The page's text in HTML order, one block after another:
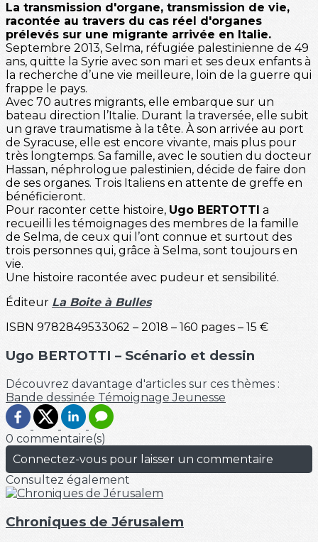
La transmission d'organe, transmission de vie,
racontée au travers du cas réel d'organes
prélevés sur une migrante arrivée en Italie.
Septembre 2013, Selma, réfugiée palestinienne de 49
ans, quitte la Syrie avec son mari et ses deux enfants à
la recherche d’une vie meilleure, loin de la guerre qui
frappe le pays.
Avec 70 autres migrants, elle embarque sur un
bateau direction l’Italie. Durant la traversée, elle subit
un grave traumatisme à la tête. À son arrivée au port
de Syracuse, elle est encore vivante, mais plus pour
très longtemps. Sa famille, avec le soutien du docteur
Hassan, néphrologue palestinien, décide de faire don
de ses organes. Trois Italiens en attente de greffe en
bénéficieront.
Pour raconter cette histoire, Ugo BERTOTTI a
recueilli les témoignages des membres de la famille
de Selma, de ceux qui l’ont connue et surtout des
trois personnes qui, grâce à Selma, sont toujours en
vie.
Une histoire racontée avec pudeur et sensibilité.
Éditeur La Boite à Bulles
ISBN 9782849533062 – 2018 – 160 pages – 15 €
Ugo BERTOTTI – Scénario et dessin
Découvrez davantage d'articles sur ces thèmes :
Bande dessinée TémoignageJeunesse
0 commentaire(s)
Connectez-vous pour laisser un commentaire
Consultez également
Chroniques de Jérusalem